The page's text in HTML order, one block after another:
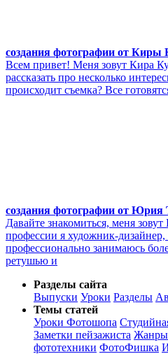
создания фотографии от Киры
Всем привет! Меня зовут Кира
рассказать про несколько
происходит съемка? Все
создания фотографии от Юрия
Давайте знакомиться, меня
профессии я художник-
профессионально занимаюсь
ретушью и
Разделы сайта
Выпуски Уроки Разделы
Темы статей
Уроки Фотошопа
Заметки пейзажиста Жанры
фототехники ФотоФишка